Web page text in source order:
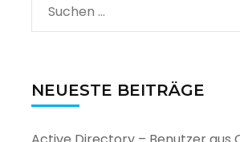
Suchen
nach:
NEUESTE BEITRÄGE